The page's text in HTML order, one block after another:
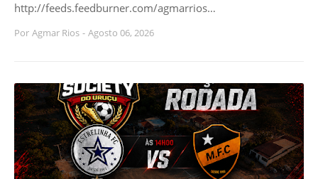
http://feeds.feedburner.com/agmarrios…
Por Agmar Rios - Agosto 06, 2026